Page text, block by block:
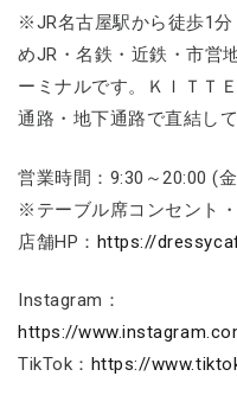
※JR名古屋駅から徒歩1
めJR・名鉄・近鉄・市営
ーミナルです。ＫＩＴＴ
通路・地下通路で直結して
営業時間：9:30～20:00 (
※テーブル席コンセント
店舗HP： https://
Instagram：
https://
TikTok： https://